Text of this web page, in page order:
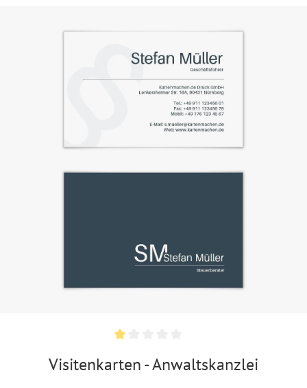
Visitenkarten - Anwaltskanzlei